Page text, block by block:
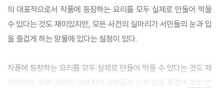
의 대표작으로서 작품에 등장하는 요리를 모두 실제로 만들어 먹을
수 있다는 것도 재미있지만, 모든 사건의 실마리가 서민들의 눈과 입
을 즐겁게 하는 맏물에 있다는 설정이 있다.
작품에 등장하는 요리를 모두 실제로 만들어 먹을 수 있다는 것도 재
미있지만, 모든 사건의 실마리가 서민들의 눈과 입을 즐겁게 하는 맏